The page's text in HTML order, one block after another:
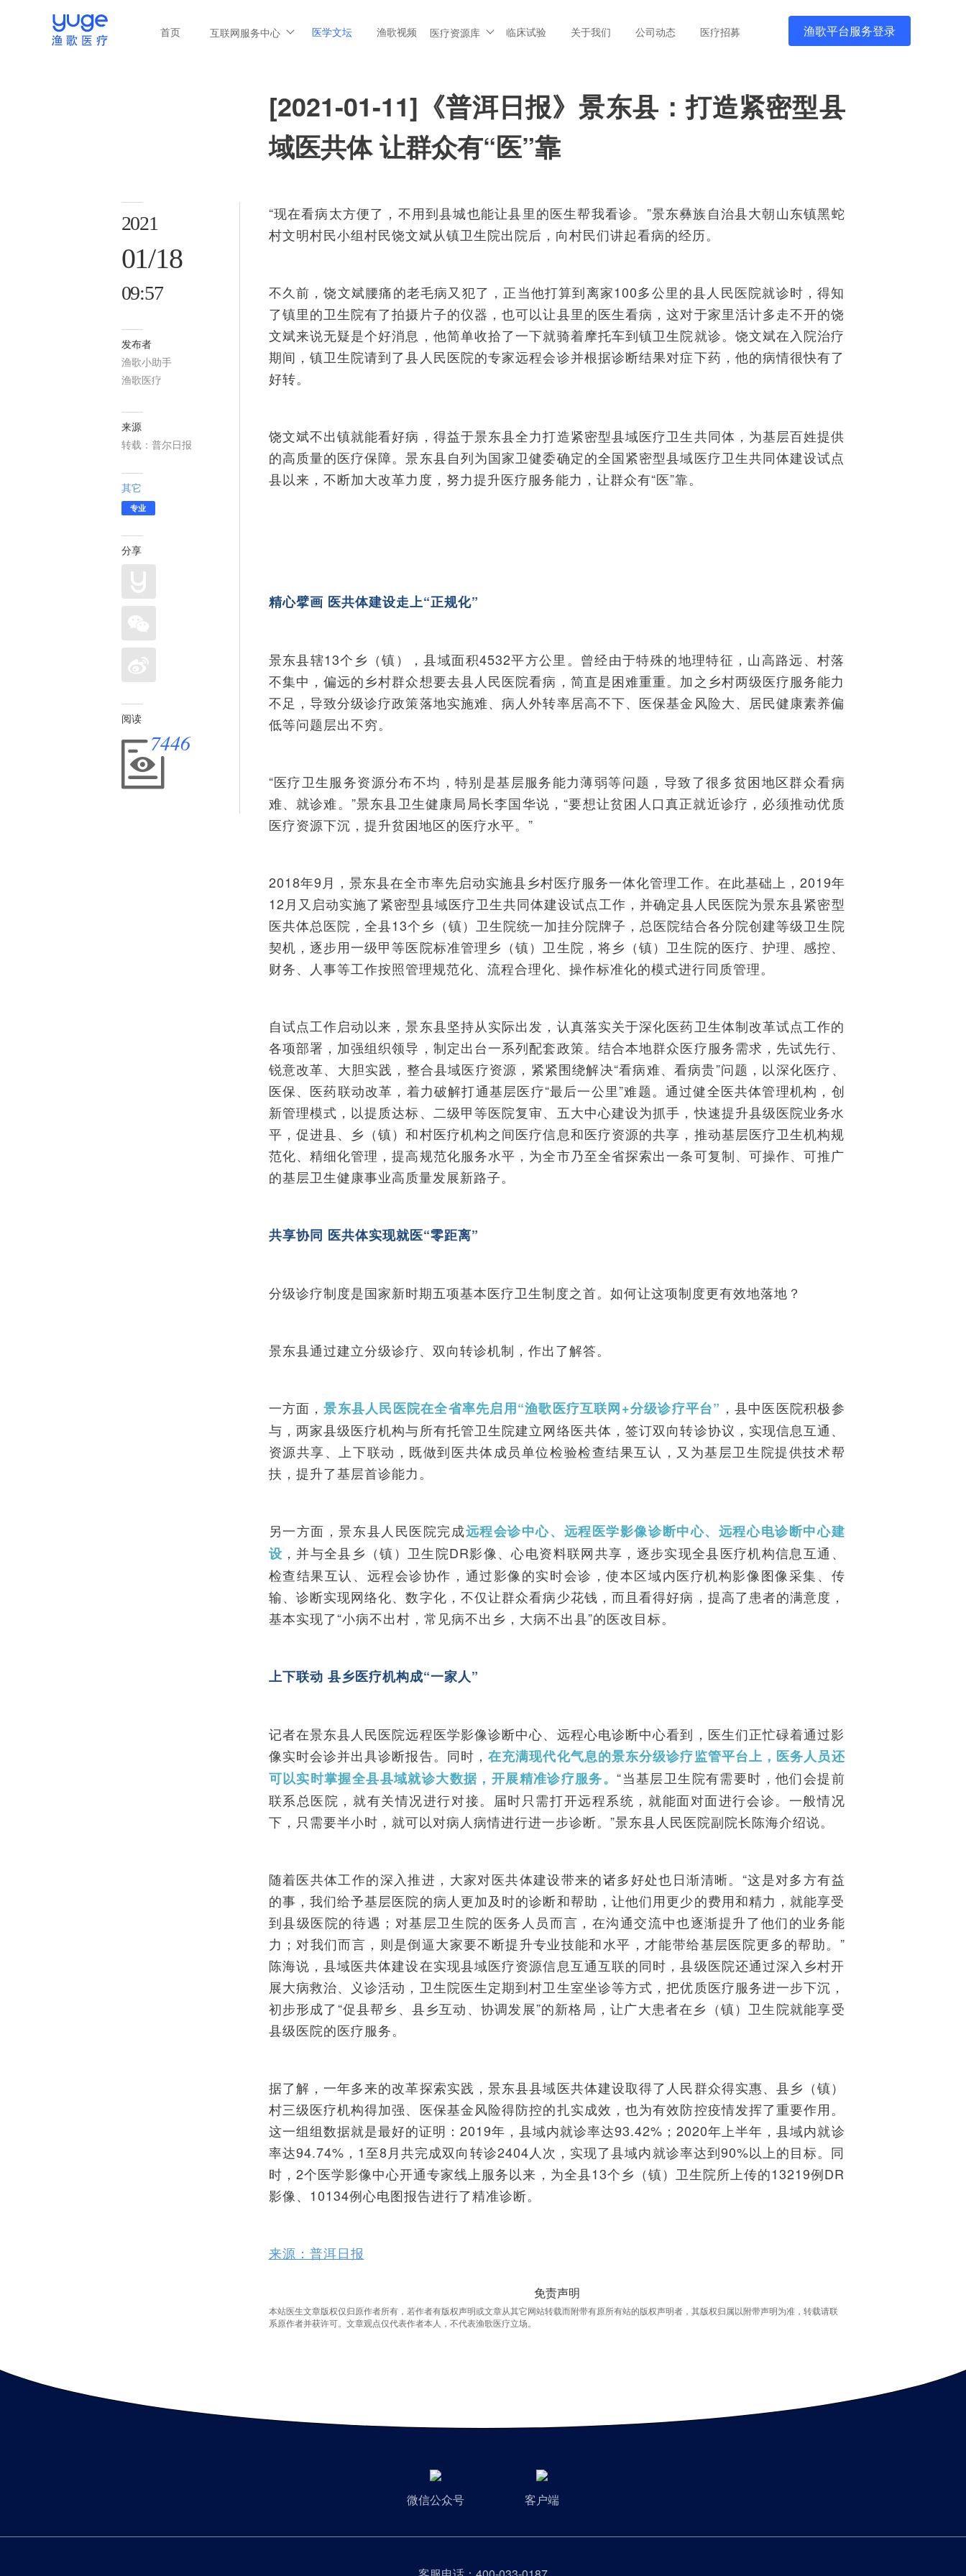
首页 互联网服务中心 医学文坛 渔歌视频 医疗资源库 临床试验 关于我们 公司动态 医疗招募 渔歌平台服务登录
[2021-01-11]《普洱日报》景东县：打造紧密型县
域医共体 让群众有“医”靠
2021
01/18
09:57
发布者
渔歌小助手
渔歌医疗
来源
转载：普尔日报
其它
专业
分享
阅读
7446
“现在看病太方便了，不用到县城也能让县里的医生帮我看诊。”景东彝族自治县大朝山东镇黑蛇
村文明村民小组村民饶文斌从镇卫生院出院后，向村民们讲起看病的经历。
不久前，饶文斌腰痛的老毛病又犯了，正当他打算到离家100多公里的县人民医院就诊时，得知
了镇里的卫生院有了拍摄片子的仪器，也可以让县里的医生看病，这对于家里活计多走不开的饶
文斌来说无疑是个好消息，他简单收拾了一下就骑着摩托车到镇卫生院就诊。饶文斌在入院治疗
期间，镇卫生院请到了县人民医院的专家远程会诊并根据诊断结果对症下药，他的病情很快有了
好转。
饶文斌不出镇就能看好病，得益于景东县全力打造紧密型县域医疗卫生共同体，为基层百姓提供
的高质量的医疗保障。景东县自列为国家卫健委确定的全国紧密型县域医疗卫生共同体建设试点
县以来，不断加大改革力度，努力提升医疗服务能力，让群众有“医”靠。
精心擘画 医共体建设走上“正规化”
景东县辖13个乡（镇），县域面积4532平方公里。曾经由于特殊的地理特征，山高路远、村落
不集中，偏远的乡村群众想要去县人民医院看病，简直是困难重重。加之乡村两级医疗服务能力
不足，导致分级诊疗政策落地实施难、病人外转率居高不下、医保基金风险大、居民健康素养偏
低等问题层出不穷。
“医疗卫生服务资源分布不均，特别是基层服务能力薄弱等问题，导致了很多贫困地区群众看病
难、就诊难。”景东县卫生健康局局长李国华说，“要想让贫困人口真正就近诊疗，必须推动优质
医疗资源下沉，提升贫困地区的医疗水平。”
2018年9月，景东县在全市率先启动实施县乡村医疗服务一体化管理工作。在此基础上，2019年
12月又启动实施了紧密型县域医疗卫生共同体建设试点工作，并确定县人民医院为景东县紧密型
医共体总医院，全县13个乡（镇）卫生院统一加挂分院牌子，总医院结合各分院创建等级卫生院
契机，逐步用一级甲等医院标准管理乡（镇）卫生院，将乡（镇）卫生院的医疗、护理、感控、
财务、人事等工作按照管理规范化、流程合理化、操作标准化的模式进行同质管理。
自试点工作启动以来，景东县坚持从实际出发，认真落实关于深化医药卫生体制改革试点工作的
各项部署，加强组织领导，制定出台一系列配套政策。结合本地群众医疗服务需求，先试先行、
锐意改革、大胆实践，整合县域医疗资源，紧紧围绕解决“看病难、看病贵”问题，以深化医疗、
医保、医药联动改革，着力破解打通基层医疗“最后一公里”难题。通过健全医共体管理机构，创
新管理模式，以提质达标、二级甲等医院复审、五大中心建设为抓手，快速提升县级医院业务水
平，促进县、乡（镇）和村医疗机构之间医疗信息和医疗资源的共享，推动基层医疗卫生机构规
范化、精细化管理，提高规范化服务水平，为全市乃至全省探索出一条可复制、可操作、可推广
的基层卫生健康事业高质量发展新路子。
共享协同 医共体实现就医“零距离”
分级诊疗制度是国家新时期五项基本医疗卫生制度之首。如何让这项制度更有效地落地？
景东县通过建立分级诊疗、双向转诊机制，作出了解答。
一方面，景东县人民医院在全省率先启用“渔歌医疗互联网+分级诊疗平台” ，县中医医院积极参
与，两家县级医疗机构与所有托管卫生院建立网络医共体，签订双向转诊协议，实现信息互通、
资源共享、上下联动，既做到医共体成员单位检验检查结果互认，又为基层卫生院提供技术帮
扶，提升了基层首诊能力。
另一方面，景东县人民医院完成远程会诊中心、远程医学影像诊断中心、远程心电诊断中心建
设 ，并与全县乡（镇）卫生院DR影像、心电资料联网共享，逐步实现全县医疗机构信息互通、
检查结果互认、远程会诊协作，通过影像的实时会诊，使本区域内医疗机构影像图像采集、传
输、诊断实现网络化、数字化，不仅让群众看病少花钱，而且看得好病，提高了患者的满意度，
基本实现了“小病不出村，常见病不出乡，大病不出县”的医改目标。
上下联动 县乡医疗机构成“一家人”
记者在景东县人民医院远程医学影像诊断中心、远程心电诊断中心看到，医生们正忙碌着通过影
像实时会诊并出具诊断报告。同时，在充满现代化气息的景东分级诊疗监管平台上，医务人员还
可以实时掌握全县县域就诊大数据，开展精准诊疗服务。“当基层卫生院有需要时，他们会提前
联系总医院，就有关情况进行对接。届时只需打开远程系统，就能面对面进行会诊。一般情况
下，只需要半小时，就可以对病人病情进行进一步诊断。”景东县人民医院副院长陈海介绍说。
随着医共体工作的深入推进，大家对医共体建设带来的诸多好处也日渐清晰。“这是对多方有益
的事，我们给予基层医院的病人更加及时的诊断和帮助，让他们用更少的费用和精力，就能享受
到县级医院的待遇；对基层卫生院的医务人员而言，在沟通交流中也逐渐提升了他们的业务能
力；对我们而言，则是倒逼大家要不断提升专业技能和水平，才能带给基层医院更多的帮助。”
陈海说，县域医共体建设在实现县域医疗资源信息互通互联的同时，县级医院还通过深入乡村开
展大病救治、义诊活动，卫生院医生定期到村卫生室坐诊等方式，把优质医疗服务进一步下沉，
初步形成了“促县帮乡、县乡互动、协调发展”的新格局，让广大患者在乡（镇）卫生院就能享受
县级医院的医疗服务。
据了解，一年多来的改革探索实践，景东县县域医共体建设取得了人民群众得实惠、县乡（镇）
村三级医疗机构得加强、医保基金风险得防控的扎实成效，也为有效防控疫情发挥了重要作用。
这一组组数据就是最好的证明：2019年，县域内就诊率达93.42%；2020年上半年，县域内就诊
率达94.74%，1至8月共完成双向转诊2404人次，实现了县域内就诊率达到90%以上的目标。同
时，2个医学影像中心开通专家线上服务以来，为全县13个乡（镇）卫生院所上传的13219例DR
影像、10134例心电图报告进行了精准诊断。
来源：普洱日报
免责声明
本站医生文章版权仅归原作者所有，若作者有版权声明或文章从其它网站转载而附带有原所有站的版权声明者，其版权归属以附带声明为准，转载请联
系原作者并获许可。文章观点仅代表作者本人，不代表渔歌医疗立场。
微信公众号 客户端